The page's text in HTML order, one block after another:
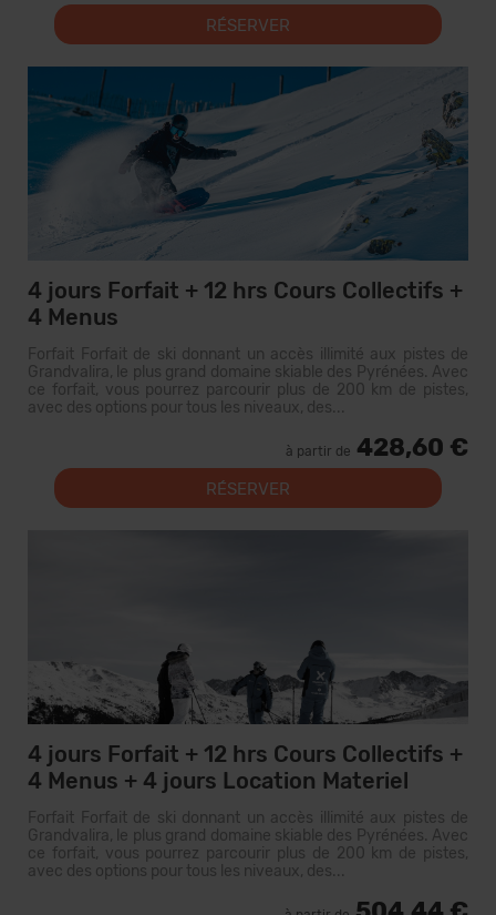
RÉSERVER
4 jours Forfait + 12 hrs Cours Collectifs +
4 Menus
Forfait Forfait de ski donnant un accès illimité aux pistes de
Grandvalira, le plus grand domaine skiable des Pyrénées. Avec
ce forfait, vous pourrez parcourir plus de 200 km de pistes,
avec des options pour tous les niveaux, des...
à partir de 428,60 €
RÉSERVER
4 jours Forfait + 12 hrs Cours Collectifs +
4 Menus + 4 jours Location Materiel
Forfait Forfait de ski donnant un accès illimité aux pistes de
Grandvalira, le plus grand domaine skiable des Pyrénées. Avec
ce forfait, vous pourrez parcourir plus de 200 km de pistes,
avec des options pour tous les niveaux, des...